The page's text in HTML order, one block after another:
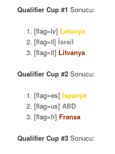
Qualifier Cup #1 Sonucu:
[flag=lv] Letonya
[flag=il] İsrail
[flag=lt] Litvanya
Qualifier Cup #2 Sonucu:
[flag=es] İspanya
[flag=us] ABD
[flag=fr] Fransa
Qualifier Cup #3 Sonucu: